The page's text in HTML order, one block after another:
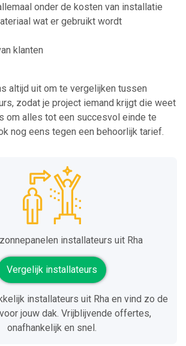
onder de kosten van installatie
wat er gebruikt wordt
klanten
altijd uit om te vergelijken tussen
zodat je project iemand krijgt die weet
om alles tot een succesvol einde te
nog eens tegen een behoorlijk tarief.
installateurs uit Rha
Vergelijk installateurs
installateurs uit Rha en vind zo de
jouw dak. Vrijblijvende offertes,
onafhankelijk en snel.